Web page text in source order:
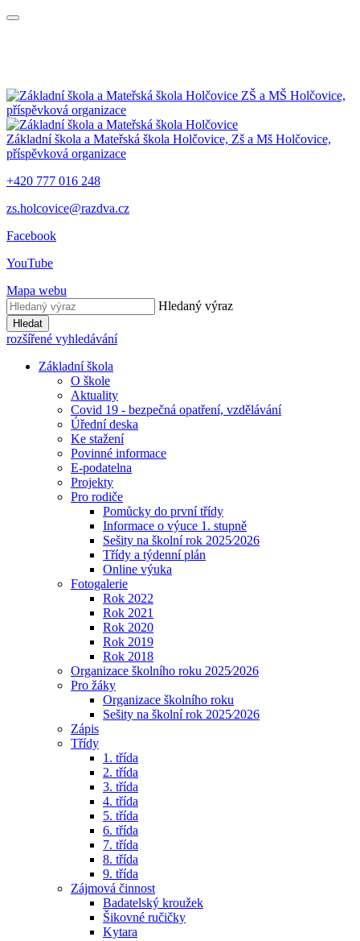
ZŠ a MŠ Holčovice,
příspěvková organizace
Základní škola a Mateřská škola Holčovice, Zš a Mš Holčovice,
příspěvková organizace
+420 777 016 248
zs.holcovice@razdva.cz
Facebook
YouTube
Mapa webu
Hledaný výraz
Hledat
rozšířené vyhledávání
Základní škola
O škole
Aktuality
Covid 19 - bezpečná opatření, vzdělávání
Úřední deska
Ke stažení
Povinné informace
E-podatelna
Projekty
Pro rodiče
Pomůcky do první třídy
Informace o výuce 1. stupně
Sešity na školní rok 2025⁄2026
Třídy a týdenní plán
Online výuka
Fotogalerie
Rok 2022
Rok 2021
Rok 2020
Rok 2019
Rok 2018
Organizace školního roku 2025⁄2026
Pro žáky
Organizace školního roku
Sešity na školní rok 2025⁄2026
Zápis
Třídy
1. třída
2. třída
3. třída
4. třída
5. třída
6. třída
7. třída
8. třída
9. třída
Zájmová činnost
Badatelský kroužek
Šikovné ručičky
Kytara